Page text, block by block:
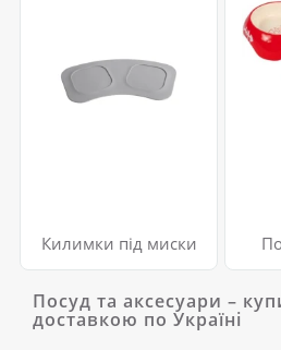
Килимки під миски
Посуд та аксесуари –
доставкою по Україні